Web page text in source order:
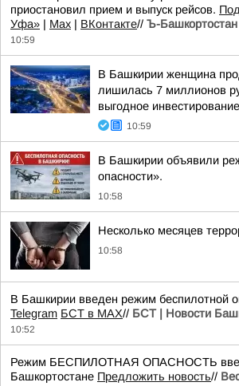
приостановил прием и выпуск рейсов.
Уфа» | Max | ВКонтакте// Ъ-Башкортостан
10:59
В Башкирии женщина
лишилась 7 миллионов
выгодное инвестирование
10:59
В Башкирии объявили
опасности».
10:58
Несколько месяцев
10:58
В Башкирии введен режим беспилотной
Telegram БСТ в МАХ// БСТ | Новости
10:52
Режим БЕСПИЛОТНАЯ ОПАСНОСТЬ
Башкортостане Предложить новость//